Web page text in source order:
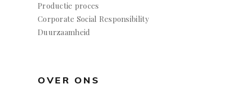
Productie proces
Corporate Social Responsibility
Duurzaamheid
OVER ONS